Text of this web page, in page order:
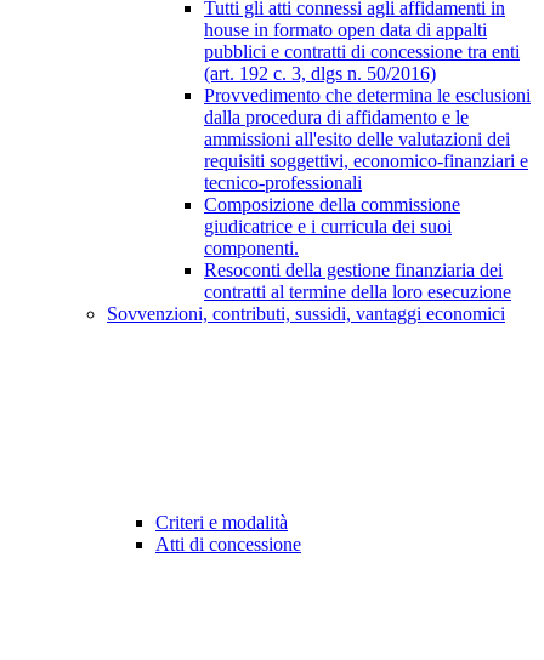
Tutti gli atti connessi agli affidamenti in
house in formato open data di appalti
pubblici e contratti di concessione tra enti
(art. 192 c. 3, dlgs n. 50/2016)
Provvedimento che determina le esclusioni
dalla procedura di affidamento e le
ammissioni all'esito delle valutazioni dei
requisiti soggettivi, economico-finanziari e
tecnico-professionali
Composizione della commissione
giudicatrice e i curricula dei suoi
componenti.
Resoconti della gestione finanziaria dei
contratti al termine della loro esecuzione
Sovvenzioni, contributi, sussidi, vantaggi economici
Criteri e modalità
Atti di concessione